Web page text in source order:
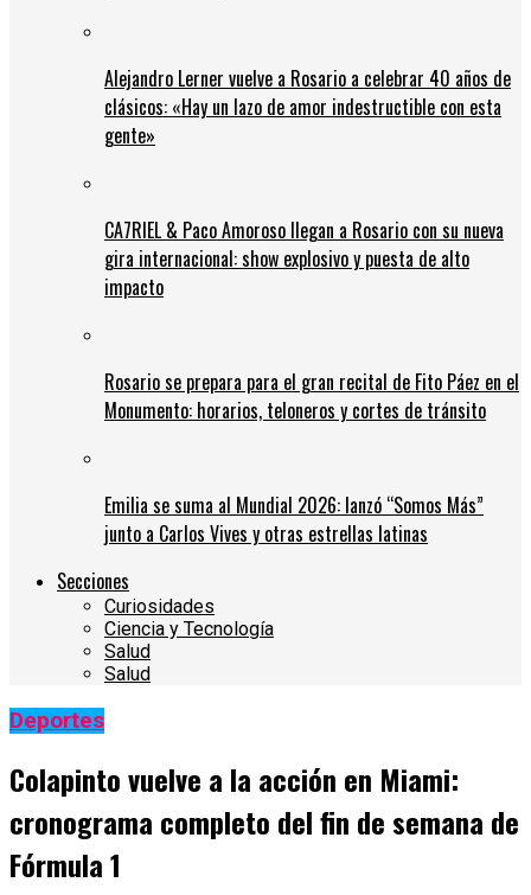
Alejandro Lerner vuelve a Rosario a celebrar 40 años de
clásicos: «Hay un lazo de amor indestructible con esta
gente»
CA7RIEL & Paco Amoroso llegan a Rosario con su nueva
gira internacional: show explosivo y puesta de alto
impacto
Rosario se prepara para el gran recital de Fito Páez en el
Monumento: horarios, teloneros y cortes de tránsito
Emilia se suma al Mundial 2026: lanzó “Somos Más”
junto a Carlos Vives y otras estrellas latinas
Secciones
Curiosidades
Ciencia y Tecnología
Salud
Salud
Deportes
Colapinto vuelve a la acción en Miami:
cronograma completo del fin de semana de
Fórmula 1